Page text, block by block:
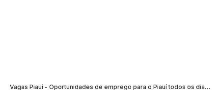
Vagas Piauí - Oportunidades de emprego para o Piauí todos os dias>